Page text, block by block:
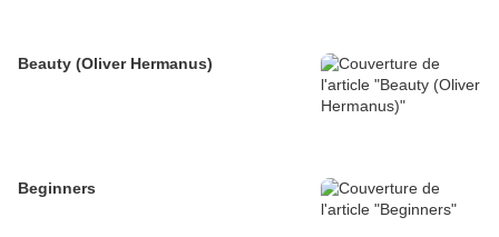
Beauty (Oliver Hermanus)
Beginners